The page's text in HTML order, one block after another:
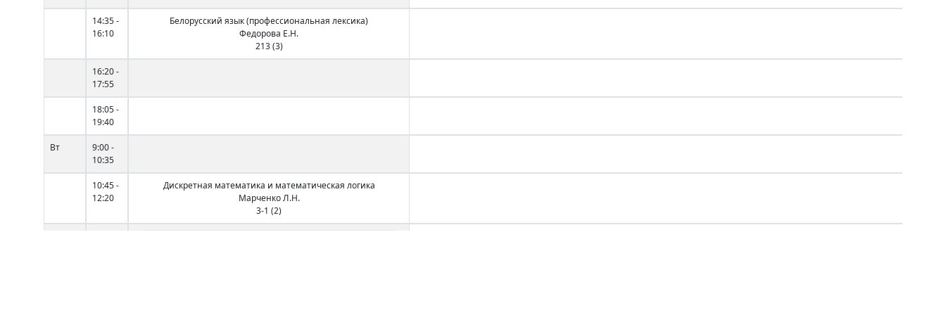
14:35 -
16:10
Белорусский язык (профессиональная лексика)
Федорова Е.Н.
213 (3)
16:20 -
17:55
18:05 -
19:40
Вт
9:00 -
10:35
10:45 -
12:20
Дискретная математика и математическая логика
Марченко Л.Н.
3-1 (2)